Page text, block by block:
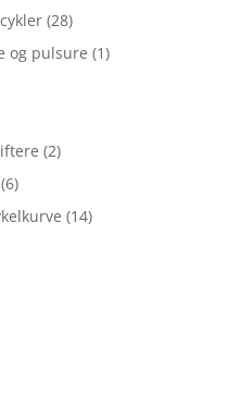
(28)
og pulsure (1)
(2)
(6)
(14)